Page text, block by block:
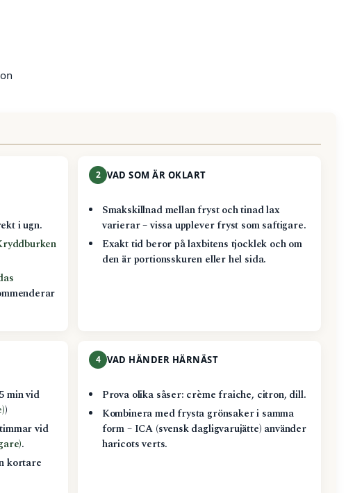
i ugn.
2 VAD SOM ÄR OKLART
Smakskillnad mellan fryst och tinad lax
varierar – vissa upplever fryst som saftigare.
Exakt tid beror på laxbitens tjocklek och om
den är portionsskuren eller hel sida.
min vid
)
vid
.
kortare
4 VAD HÄNDER HÄRNÄST
Prova olika såser: crème fraiche, citron, dill.
Kombinera med frysta grönsaker i samma
form – ICA (svensk dagligvarujätte) använder
haricots verts.